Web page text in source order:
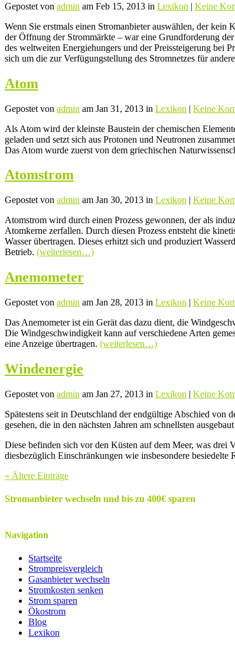
Gepostet von admin am Feb 15, 2013 in Lexikon | Keine
Wenn Sie erstmals einen Stromanbieter auswählen, der
der Öffnung der Strommärkte – war eine Grundforderung
des weltweiten Energiehungers und der Preissteigerung bei
sich um die zur Verfügungstellung des Stromnetzes für
Atom
Gepostet von admin am Jan 31, 2013 in Lexikon | Keine
Als Atom wird der kleinste Baustein der chemischen
geladen und setzt sich aus Protonen und Neutronen
Das Atom wurde zuerst von dem griechischen
Atomstrom
Gepostet von admin am Jan 30, 2013 in Lexikon | Keine
Atomstrom wird durch einen Prozess gewonnen, der als
Atomkerne zerfallen. Durch diesen Prozess entsteht die
Wasser übertragen. Dieses erhitzt sich und produziert
Betrieb. (weiterlesen…)
Anemometer
Gepostet von admin am Jan 28, 2013 in Lexikon | Keine
Das Anemometer ist ein Gerät das dazu dient, die
Die Windgeschwindigkeit kann auf verschiedene Arten
eine Anzeige übertragen. (weiterlesen…)
Windenergie
Gepostet von admin am Jan 27, 2013 in Lexikon | Keine
Spätestens seit in Deutschland der endgültige Abschied
gesehen, die in den nächsten Jahren am schnellsten
Diese befinden sich vor den Küsten auf dem Meer, was drei
diesbezüglich Einschränkungen wie insbesondere besiedelte
« Ältere Einträge
Stromanbieter wechseln und bis zu 400€ sparen
Navigation
Startseite
Strompreisvergleich
Gasanbieter wechseln
Stromkosten senken
Strom sparen
Ökostrom
Blog
Lexikon